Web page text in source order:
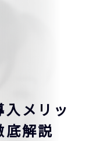
メリッ
底解説